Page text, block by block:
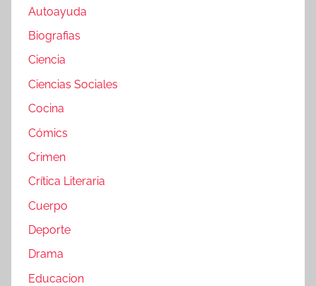
Autoayuda
Biografias
Ciencia
Ciencias Sociales
Cocina
Cómics
Crimen
Crítica Literaria
Cuerpo
Deporte
Drama
Educacion